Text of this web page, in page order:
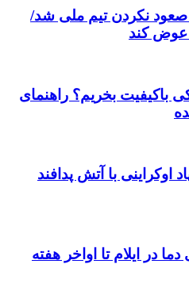
نکردن تیم ملی شد/
عوض کند
باکیفیت بخریم؟ راهنمای
شدن ۴۸۳۰ پهپاد اوکراینی با آتش پدافند